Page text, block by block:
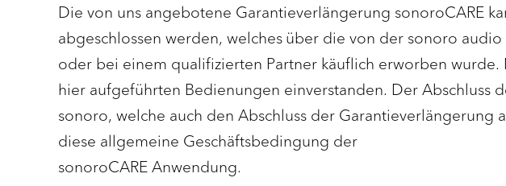
Die von uns angebotene Garantieverlängerung sonoroCARE
abgeschlossen werden, welches über die von der sonoro
oder bei einem qualifizierten Partner käuflich erworben
hier aufgeführten Bedienungen einverstanden. Der Abschluss
sonoro, welche auch den Abschluss der
diese allgemeine Geschäftsbedingung der
sonoroCARE Anwendung.